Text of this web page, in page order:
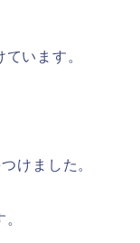
います。
けました。